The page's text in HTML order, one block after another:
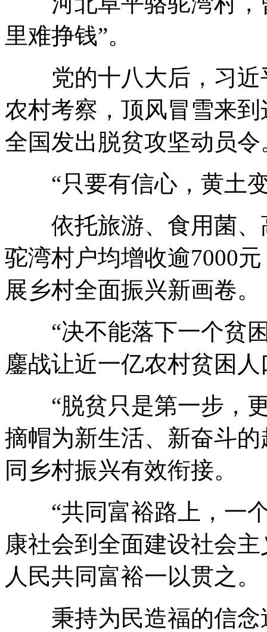
里难挣钱”。
党的十八大后，习近
农村考察，顶风冒雪来
全国发出脱贫攻坚动员令
“只要有信心，黄土变
依托旅游、食用菌、
驼湾村户均增收逾7000
展乡村全面振兴新画卷。
“决不能落下一个贫困
鏖战让近一亿农村贫困
“脱贫只是第一步，更
摘帽为新生活、新奋斗
同乡村振兴有效衔接。
“共同富裕路上，一个
康社会到全面建设社会
人民共同富裕一以贯之。
秉持为民造福的信念